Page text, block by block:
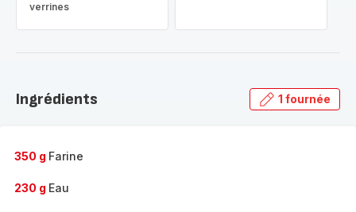
verrines
Ingrédients 1 fournée
350 g Farine
230 g Eau